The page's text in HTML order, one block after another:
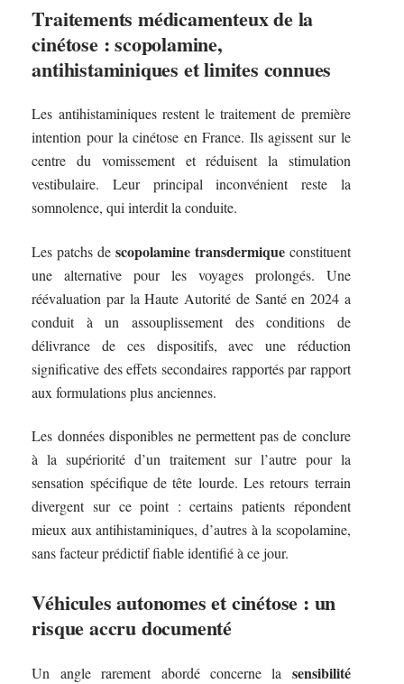
Traitements médicamenteux de la
cinétose : scopolamine,
antihistaminiques et limites connues
Les antihistaminiques restent le traitement de première
intention pour la cinétose en France. Ils agissent sur le
centre du vomissement et réduisent la stimulation
vestibulaire. Leur principal inconvénient reste la
somnolence, qui interdit la conduite.
Les patchs de scopolamine transdermiqueconstituent
une alternative pour les voyages prolongés. Une
réévaluation par la Haute Autorité de Santé en 2024 a
conduit à un assouplissement des conditions de
délivrance de ces dispositifs, avec une réduction
significative des effets secondaires rapportés par rapport
aux formulations plus anciennes.
Les données disponibles ne permettent pas de conclure
à la supériorité d’un traitement sur l’autre pour la
sensation spécifique de tête lourde. Les retours terrain
divergent sur ce point : certains patients répondent
mieux aux antihistaminiques, d’autres à la scopolamine,
sans facteur prédictif fiable identifié à ce jour.
Véhicules autonomes et cinétose : un
risque accru documenté
Un angle rarement abordé concerne la sensibilité